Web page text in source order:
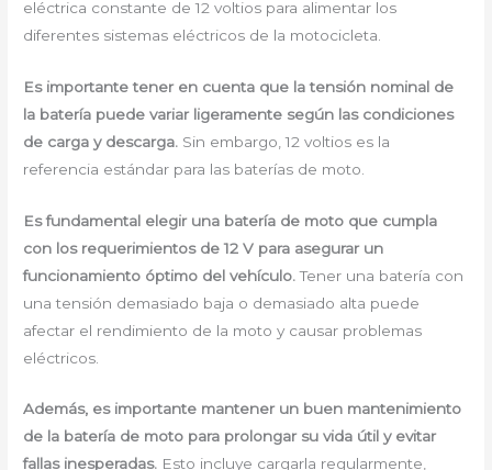
eléctrica constante de 12 voltios para alimentar los
diferentes sistemas eléctricos de la motocicleta.
Es importante tener en cuenta que la tensión nominal de
la batería puede variar ligeramente según las condiciones
de carga y descarga. Sin embargo, 12 voltios es la
referencia estándar para las baterías de moto.
Es fundamental elegir una batería de moto que cumpla
con los requerimientos de 12 V para asegurar un
funcionamiento óptimo del vehículo.Tener una batería con
una tensión demasiado baja o demasiado alta puede
afectar el rendimiento de la moto y causar problemas
eléctricos.
Además, es importante mantener un buen mantenimiento
de la batería de moto para prolongar su vida útil y evitar
fallas inesperadas. Esto incluye cargarla regularmente,